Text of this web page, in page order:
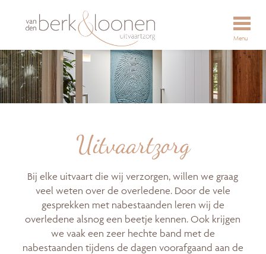
Menu
Uitvaartzorg
Bij elke uitvaart die wij verzorgen, willen we graag
veel weten over de overledene. Door de vele
gesprekken met nabestaanden leren wij de
overledene alsnog een beetje kennen. Ook krijgen
we vaak een zeer hechte band met de
nabestaanden tijdens de dagen voorafgaand aan de